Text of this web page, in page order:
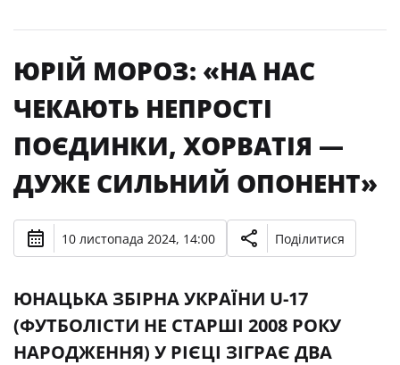
ЮРІЙ МОРОЗ: «НА НАС
ЧЕКАЮТЬ НЕПРОСТІ
ПОЄДИНКИ, ХОРВАТІЯ —
ДУЖЕ СИЛЬНИЙ ОПОНЕНТ»
10 листопада 2024, 14:00 Поділитися
ЮНАЦЬКА ЗБІРНА УКРАЇНИ U-17
(ФУТБОЛІСТИ НЕ СТАРШІ 2008 РОКУ
НАРОДЖЕННЯ) У РІЄЦІ ЗІГРАЄ ДВА